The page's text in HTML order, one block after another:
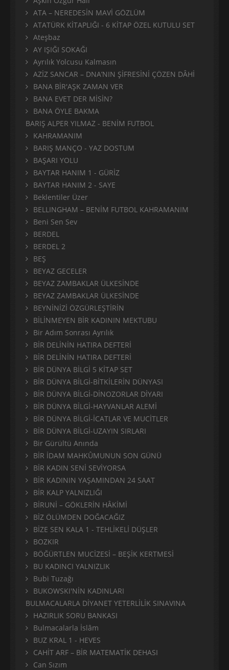
ATA – NEREDESİN MAVİ GÖZLÜM
ATATÜRK KİTAPLIĞI - 6 KİTAP ÖZEL KUTULU SET
Ateşbaz
AY IŞIĞI SOKAĞI
Ayrılık Yolcusu Kalmasın
AZİZ SANCAR – DNA’NIN ŞİFRESİNİ ÇÖZEN DÂHİ
BANA BİR'AŞK ZAMAN VER
BANA EVET DER MİSİN?
BANA ÖYLE BAKMA
BARIŞ ALPER YILMAZ - BENİM FUTBOL
KAHRAMANIM
BARIŞ MANÇO - YAZ DOSTUM
BAŞARI YOLU
BAYTAR HANIM 1 - GÜRİZ
BAYTAR HANIM 2 - SAYE
Beklentiler Üzer
BELLINGHAM – BENİM FUTBOL KAHRAMANIM
Beni Sen Sev
BERDEL
BERDEL 2
BEŞ
BEYAZ GECELER
BEYAZ ZAMBAKLAR ÜLKESİNDE
BEYAZ ZAMBAKLAR ÜLKESİNDE
BEYNİNİZİ ÖZGÜRLEŞTİRİN
BİLİNMEYEN BİR KADININ MEKTUBU
Bir Adım Sonrası Ayrılık
BİR DELİNİN HATIRA DEFTERİ
BİR DELİNİN HATIRA DEFTERİ
BİR DÜNYA BİLGİ 5 KİTAP SET
BİR DÜNYA BİLGİ-BİTKİLERİN DÜNYASI
BİR DÜNYA BİLGİ-DİNOZORLAR DİYARI
BİR DÜNYA BİLGİ-HAYVANLAR ALEMİ
BİR DÜNYA BİLGİ-İCATLAR VE MUCİTLER
BİR DÜNYA BİLGİ-UZAYIN SIRLARI
Bir Gürültü Anında
BİR İDAM MAHKÛMUNUN SON GÜNÜ
BİR KADIN SENİ SEVİYORSA
BİR KADININ YAŞAMINDAN 24 SAAT
BİR KALP YALNIZLIĞI
BİRUNİ – GÖKLERİN HÂKİMİ
BİZ ÖLÜMDEN DOĞACAĞIZ
BİZE SEN KALA 1 - TEHLİKELİ DÜŞLER
BOZKIR
BÖĞÜRTLEN MUCİZESİ – BEŞİK KERTMESİ
BU KADINCI YALNIZLIK
Bubi Tuzağı
BUKOWSKI'NİN KADINLARI
BULMACALARLA DİYANET YETERLİLİK SINAVINA
HAZIRLIK SORU BANKASI
Bulmacalarla İslâm
BUZ KRAL 1 - HEVES
CAHİT ARF – BİR MATEMATİK DEHASI
Can Sızım